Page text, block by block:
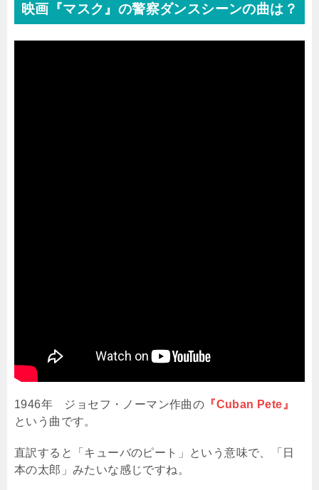
映画『マスク』の警察ダンスシーンの曲は？
1946年 ジョセフ・ノーマン作曲の 『Cuban Pete』
という曲です。
直訳すると「キューバのピート」という意味で、「日
本の太郎」みたいな感じですね。